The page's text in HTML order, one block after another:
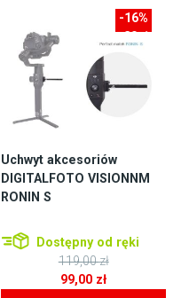
-16%
-20zł
Uchwyt akcesoriów
DIGITALFOTO VISIONNM
RONIN S
Dostępny od ręki
119,00zł
99,00 zł